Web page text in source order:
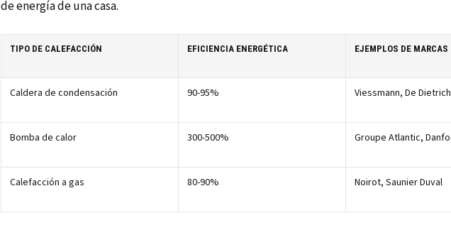
de energía de una casa.
TIPO DE CALEFACCIÓN EFICIENCIA ENERGÉTICA EJEMPLOS DE MARCAS
Caldera de condensación 90-95% Viessmann, De
Bomba de calor 300-500% Groupe Atlantic,
Calefacción a gas 80-90% Noirot, Saunier Duval